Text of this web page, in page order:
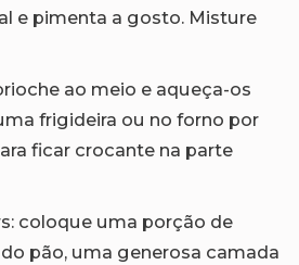
e pimenta a gosto. Misture
ao meio e aqueça-os
frigideira ou no forno por
ficar crocante na parte
coloque uma porção de
pão, uma generosa camada